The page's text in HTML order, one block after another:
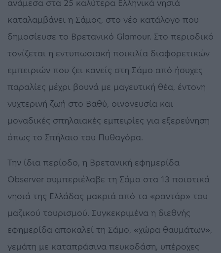
ανάμεσα στα 25 καλύτερα Ελληνικά νησιά
καταλαμβάνει η Σάμος, στο νέο κατάλογο που
δημοσίευσε το Βρετανικό Glamour. Στο περιοδικό
τονίζεται η εντυπωσιακή ποικιλία διαφορετικών
εμπειριών που ζει κανείς στη Σάμο από ήσυχες
παραλίες μέχρι βουνά με μαγευτική θέα, έντονη
νυχτερινή ζωή στο Βαθύ, οινογευσία και
μοναδικές σπηλαιακές εμπειρίες για εξερεύνηση
όπως το Σπήλαιο του Πυθαγόρα.
Την ίδια περίοδο, η Βρετανική εφημερίδα
Observer συμπεριέλαβε τη Σάμο στα 13 ποιοτικά
νησιά της Ελλάδας μακριά από τα «ραντάρ» του
μαζικού τουρισμού. Συγκεκριμένα η διεθνής
εφημερίδα αποκαλεί τη Σάμο, «χώρα θαυμάτων»,
γεμάτη με καταπράσινα πευκοδάση, υπέροχες